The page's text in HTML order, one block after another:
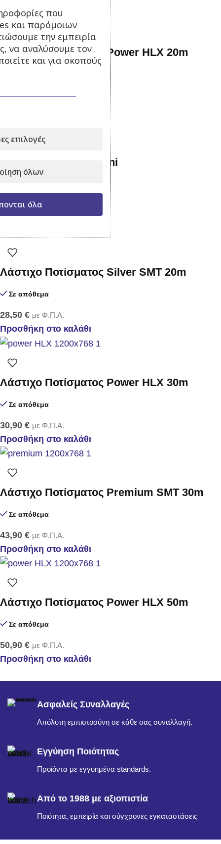
Λάστιχο Ποτίσματος Power HLX 20m
19,90€ με Φ.Π.Α.
Καρούλι λάστιχου mini
19,90€ με Φ.Π.Α.
Προσθήκη στο καλάθι
Λάστιχο Ποτίσματος Silver SMT 20m
Σε απόθεμα
28,50 € με Φ.Π.Α.
Προσθήκη στο καλάθι
Λάστιχο Ποτίσματος Power HLX 30m
Σε απόθεμα
30,90 € με Φ.Π.Α.
Προσθήκη στο καλάθι
Λάστιχο Ποτίσματος Premium SMT 30m
Σε απόθεμα
43,90 € με Φ.Π.Α.
Προσθήκη στο καλάθι
Λάστιχο Ποτίσματος Power HLX 50m
Σε απόθεμα
50,90 € με Φ.Π.Α.
Προσθήκη στο καλάθι
Ασφαλείς Συναλλαγές
Απόλυτη εμπιστοσύνη σε κάθε σας συναλλαγή.
Εγγύηση Ποιότητας
Προϊόντα με εγγυημένα standards.
Από το 1988 με αξιοπιστία
Ποιότητα, εμπειρία και σύγχρονες εγκαταστάσεις
που
και παρόμοιων
την εμπειρία
να αναλύσουμε τον
και για σκοπούς
επιλογές
όλων
όλα